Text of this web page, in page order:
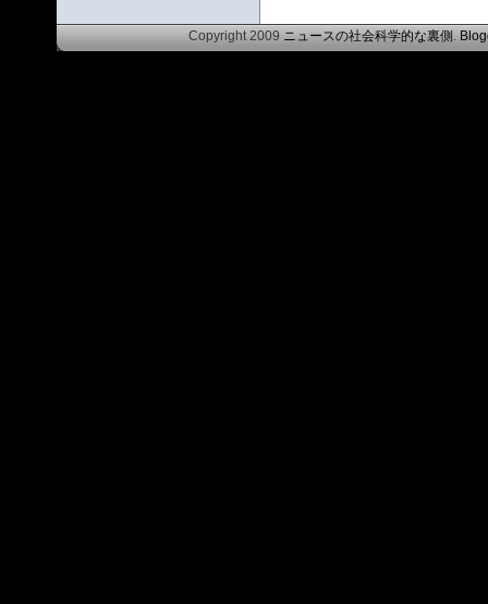
Copyright 2009 ニュースの社会科学的な裏側.